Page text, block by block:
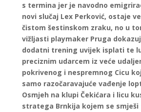
s termina jer je navodno
novi slučaj Lex Perković, ostaje
čistom šestinskom zraku, no u
vižljasti playmaker Pruga
dodatni trening uvijek isplati te
preciznim udarcem iz veće
pokrivenog i nespremnog Cicu
samo razočaravajuće vađenje
Osmjeh na klupi Čekićara i licu
stratega Brnkija kojem se smješi